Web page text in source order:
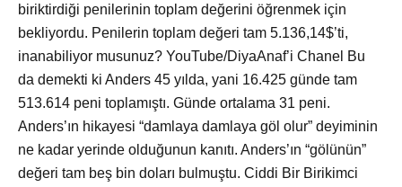
biriktirdiği penilerinin toplam değerini öğrenmek için
bekliyordu. Penilerin toplam değeri tam 5.136,14$’ti,
inanabiliyor musunuz? YouTube/DiyaAnaf’i Chanel Bu
da demekti ki Anders 45 yılda, yani 16.425 günde tam
513.614 peni toplamıştı. Günde ortalama 31 peni.
Anders’ın hikayesi “damlaya damlaya göl olur” deyiminin
ne kadar yerinde olduğunun kanıtı. Anders’ın “gölünün”
değeri tam beş bin doları bulmuştu. Ciddi Bir Birikimci